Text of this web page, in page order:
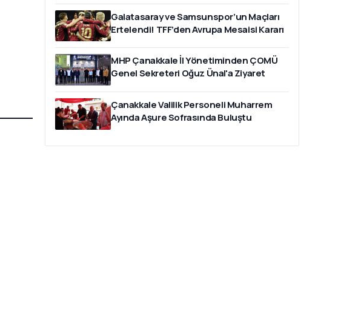
Galatasaray ve Samsunspor’un Maçları
Ertelendi! TFF’den Avrupa Mesaisi Kararı
MHP Çanakkale İl Yönetiminden ÇOMÜ
Genel Sekreteri Oğuz Ünal'a Ziyaret
Çanakkale Valilik Personeli Muharrem
Ayında Aşure Sofrasında Buluştu